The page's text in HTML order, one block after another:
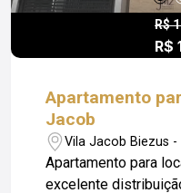
R$
R$
Apartamento
Jacob
Vila Jacob Biezus
Apartamento para
excelente